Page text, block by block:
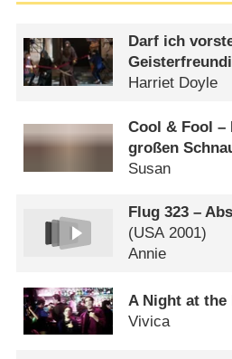
Darf ich
Harriet Doyle
Cool & Fool –
großen
Susan
Flug 323 –
(USA2001)
Annie
A Night at the
Vivica